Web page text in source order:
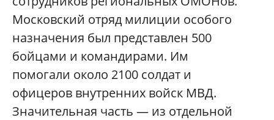
Московский отряд милиции особого
назначения был представлен 500
бойцами и командирами. Им
помогали около 2100 солдат и
офицеров внутренних войск МВД.
Значительная часть — из отдельной